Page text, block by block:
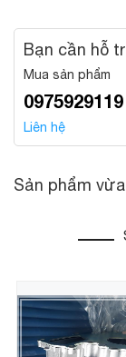
Bạn cần hỗ
Mua sản phẩm
0975929119
Liên hệ
Sản phẩm